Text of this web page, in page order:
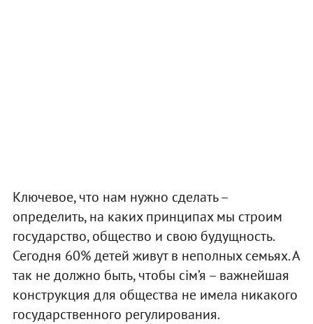
Ключевое, что нам нужно сделать –
определить, на каких принципах мы строим
государство, общество и свою будущность.
Сегодня 60% детей живут в неполных семьях. А
так не должно быть, чтобы сім’я – важнейшая
конструкция для общества не имела никакого
государственного регулирования.